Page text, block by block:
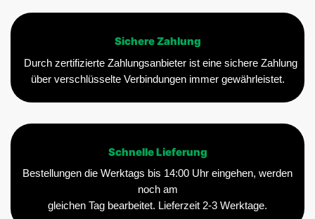
Sichere Zahlung
Durch zertifizierte Zahlungsanbieter ist eine sichere Zahlung
über verschlüsselte Verbindungen immer gewährleistet.
Schnelle Lieferung
Bestellungen die Werktags bis 14:00 Uhr eingehen, werden
noch am
gleichen Tag bearbeitet. Lieferzeit 2-3 Werktage.